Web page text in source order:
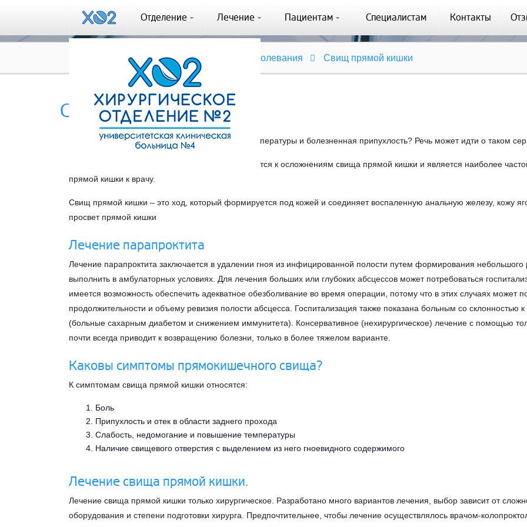
Отделение Лечение Пациентам Специалистам Контакты
Лечение Проктологические заболевания Свищ прямой кишки
Свищ прямой кишки
Боль в области заднего прохода, повышение температуры и болезненная припухлость? Речь может идти о таком
Парапроктит, или перианальный абсцесс, относится к осложнениям свища прямой кишки и является наиболее
прямой кишки к врачу.
Свищ прямой кишки – это ход, который формируется под кожей и соединяет воспаленную анальную железу, кожу
просвет прямой кишки
Лечение парапроктита
Лечение парапроктита заключается в удалении гноя из инфицированной полости путем формирования
выполнить в амбулаторных условиях. Для лечения больших или глубоких абсцессов может потребоваться
имеется возможность обеспечить адекватное обезболивание во время операции, потому что в этих случаях может
продолжительности и объему ревизия полости абсцесса. Госпитализация также показана больным со
(больные сахарным диабетом и снижением иммунитета). Консервативное (нехирургическое) лечение с помощью
почти всегда приводит к возвращению болезни, только в более тяжелом варианте.
Каковы симптомы прямокишечного свища?
К симптомам свища прямой кишки относятся:
Боль
Припухлость и отек в области заднего прохода
Слабость, недомогание и повышение температуры
Наличие свищевого отверстия с выделением из него гноевидного содержимого
Лечение свища прямой кишки.
Лечение свища прямой кишки только хирургическое. Разработано много вариантов лечения, выбор зависит от
оборудования и степени подготовки хирурга. Предпочтительнее, чтобы лечение осуществлялось врачом-